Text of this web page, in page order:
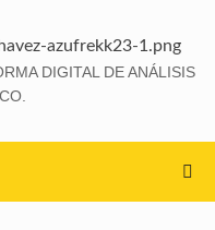
DIGITAL DE ANÁLISIS